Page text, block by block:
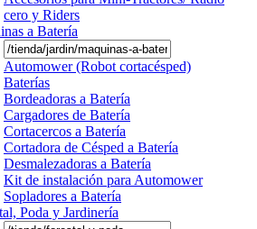
cero y Riders
a Batería
Automower (Robot cortacésped)
Baterías
Bordeadoras a Batería
Cargadores de Batería
Cortacercos a Batería
Cortadora de Césped a Batería
Desmalezadoras a Batería
Kit de instalación para Automower
Sopladores a Batería
Poda y Jardinería